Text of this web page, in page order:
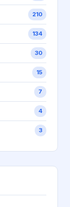
210
134
30
15
7
4
3